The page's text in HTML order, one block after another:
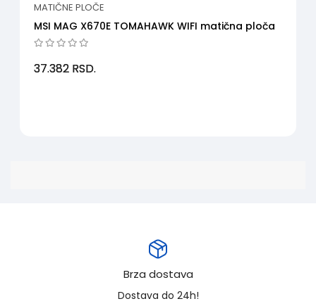
MATIČNE PLOČE
MSI MAG X670E TOMAHAWK WIFI matična ploča
37.382 RSD.
Brza dostava
Dostava do 24h!